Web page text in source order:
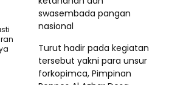
swasembada pangan
nasional
Turut hadir pada kegiatan
tersebut yakni para unsur
forkopimca, Pimpinan